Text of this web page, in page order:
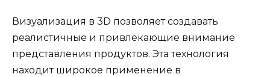
Визуализация в 3D позволяет создавать
реалистичные и привлекающие внимание
представления продуктов. Эта технология
находит широкое применение в